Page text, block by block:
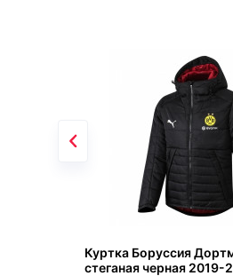
Куртка Боруссия
стеганая черная 2019-